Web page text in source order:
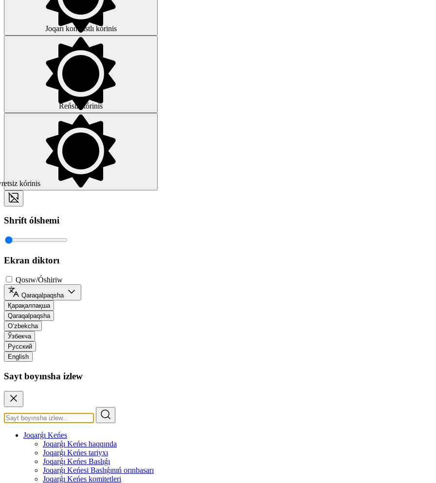
Joqarı kontrastlı kórinis
Reńsiz kórinis
kórinis
Shrift ólshemi
Ekran diktorı
Qosıw/Óshiriw
Qaraqalpaqsha
Қарақалпақша
Qaraqalpaqsha
O‘zbekcha
Ўзбекча
Русский
English
Sayt boyınsha izlew
Joqarǵı Keńes
Joqarǵı Keńes haqqında
Joqarǵı Keńes tariyxı
Joqarǵı Keńes Baslıǵı
Joqarǵı Keńesi Baslıǵınıń orınbasarı
Joqarǵı Keńes komitetleri